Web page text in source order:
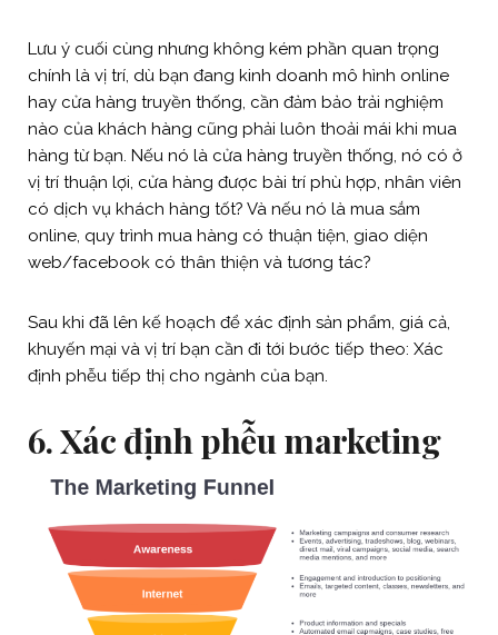
Lưu ý cuối cùng nhưng không kém phần quan trọng
chính là vị trí, dù bạn đang kinh doanh mô hình online
hay cửa hàng truyền thống, cần đảm bảo trải nghiệm
nào của khách hàng cũng phải luôn thoải mái khi mua
hàng từ bạn. Nếu nó là cửa hàng truyền thống, nó có ở
vị trí thuận lợi, cửa hàng được bài trí phù hợp, nhân viên
có dịch vụ khách hàng tốt? Và nếu nó là mua sắm
online, quy trình mua hàng có thuận tiện, giao diện
web/facebook có thân thiện và tương tác?
Sau khi đã lên kế hoạch để xác định sản phẩm, giá cả,
khuyến mại và vị trí bạn cần đi tới bước tiếp theo: Xác
định phễu tiếp thị cho ngành của bạn.
6. Xác định phễu marketing